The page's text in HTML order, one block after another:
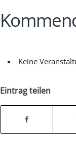
Keine
Eintrag teilen